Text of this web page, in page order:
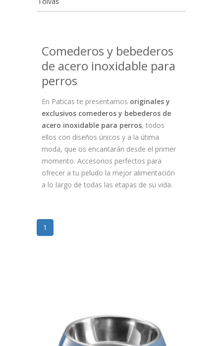
Comederos y bebederos
de acero inoxidable para
perros
En Paticas te presentamos originales y
exclusivos comederos y bebederos de
acero inoxidable para perros, todos
ellos con diseños únicos y a la útima
moda, que os encantarán desde el primer
momento. Accesorios perfectos para
ofrecer a tu peludo la mejor alimentación
a lo largo de todas las etapas de su vida.
1